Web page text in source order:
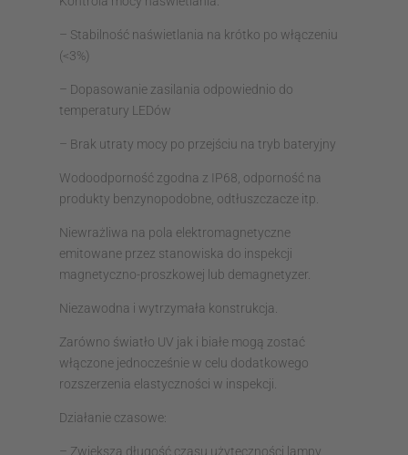
– Stabilność naświetlania na krótko po włączeniu
(<3%)
– Dopasowanie zasilania odpowiednio do
temperatury LEDów
– Brak utraty mocy po przejściu na tryb bateryjny
Wodoodporność zgodna z IP68, odporność na
produkty benzynopodobne, odtłuszczacze itp.
Niewrażliwa na pola elektromagnetyczne
emitowane przez stanowiska do inspekcji
magnetyczno-proszkowej lub demagnetyzer.
Niezawodna i wytrzymała konstrukcja.
Zarówno światło UV jak i białe mogą zostać
włączone jednocześnie w celu dodatkowego
rozszerzenia elastyczności w inspekcji.
Działanie czasowe:
– Zwiększa długość czasu użyteczności lampy